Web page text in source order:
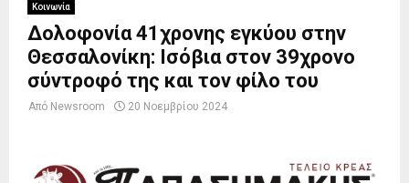
Κοινωνία
Δολοφονία 41χρονης εγκύου στην
Θεσσαλονίκη: Ισόβια στον 39χρονο
σύντροφό της και τον φίλο του
Από Newsroom 20 Νοεμβρίου 2024